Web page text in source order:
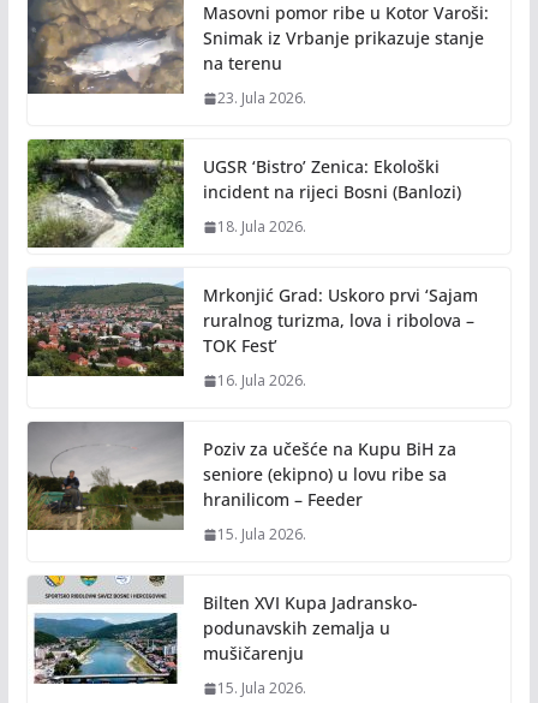
Masovni pomor ribe u Kotor Varoši:
Snimak iz Vrbanje prikazuje stanje
na terenu
23. Jula 2026.
UGSR ‘Bistro’ Zenica: Ekološki
incident na rijeci Bosni (Banlozi)
18. Jula 2026.
Mrkonjić Grad: Uskoro prvi ‘Sajam
ruralnog turizma, lova i ribolova –
TOK Fest’
16. Jula 2026.
Poziv za učešće na Kupu BiH za
seniore (ekipno) u lovu ribe sa
hranilicom – Feeder
15. Jula 2026.
Bilten XVI Kupa Jadransko-
podunavskih zemalja u
mušičarenju
15. Jula 2026.